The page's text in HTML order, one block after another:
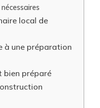
local de
à une préparation
bien préparé